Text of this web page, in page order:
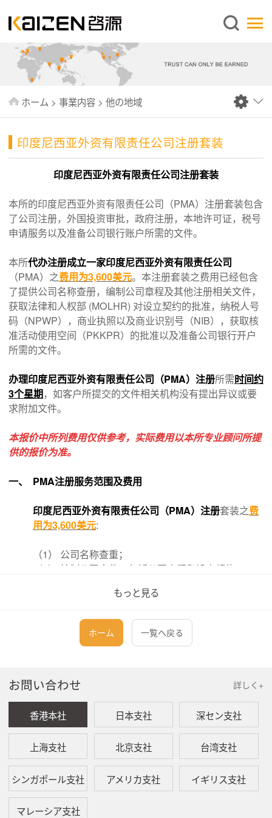
日本語
企業情報
事業内容
ニュース
情報
よくあるご質問
お問い合わせ
ホーム > 事業内容 > 他の地域
印度尼西亚外资有限责任公司注册套装
印度尼西亚外资有限责任公司注册套装
本所的印度尼西亚外资有限责任公司（PMA）注册套装包含
了公司注册，外国投资审批，政府注册，本地许可证，税号
申请服务以及准备公司银行账户所需的文件。
本所代办注册成立一家印度尼西亚外资有限责任公司
（PMA）之费用为3,600美元。本注册套装之费用已经包含
了提供公司名称查册，编制公司章程及其他注册相关文件，
获取法律和人权部 (MOLHR) 对设立契约的批准，纳税人号
码（NPWP），商业执照以及商业识别号（NIB），获取核
准活动使用空间（PKKPR）的批准以及准备公司银行开户
所需的文件。
办理印度尼西亚外资有限责任公司（PMA）注册所需时间约
3个星期，如客户所提交的文件相关机构没有提出异议或要
求附加文件。
本报价中所列费用仅供参考，实际费用以本所专业顾问所提
供的报价为准。
一、 PMA注册服务范围及费用
印度尼西亚外资有限责任公司（PMA）注册套装之费
用为3,600美元:
（1） 公司名称查重；
（2） 编制公司文件，包括公司章程和设立契约；
（5） 申请纳税人号码（NPWP）;
（6） 准备公司银行开户所需的文件。
上述报价已经包含本所的公司注册服务费用及政府规
费。但不包含办理公司注册过程中产生的文件快递费
用。
二、 付款时间及方法
在收到贵方的订单确认后，本所将开具发票并通过电
子邮件将其与付款说明一起发送给贵方，以供结算。
请在汇款收据的信息部分填写本所的发票号或账号，
もっと見る
ホーム 一覧へ戻る
詳しく+
お問い合わせ
香港本社 日本支社 深セン支社
上海支社 北京支社 台湾支社
シンガポール支社 アメリカ支社 イギリス支社
マレーシア支社